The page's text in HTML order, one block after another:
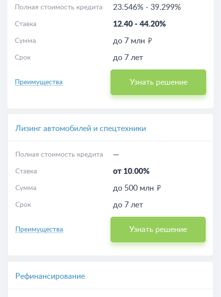
Полная стоимость кредита 23.546% - 39.299%
Ставка 12.40 - 44.20%
Сумма до 7 млн
Срок до 7 лет
Преимущества Узнать решение
Лизинг автомобилей и спецтехники
Полная стоимость кредита —
Ставка от 10.00%
Сумма до 500 млн
Срок до 7 лет
Преимущества Узнать решение
Рефинансирование